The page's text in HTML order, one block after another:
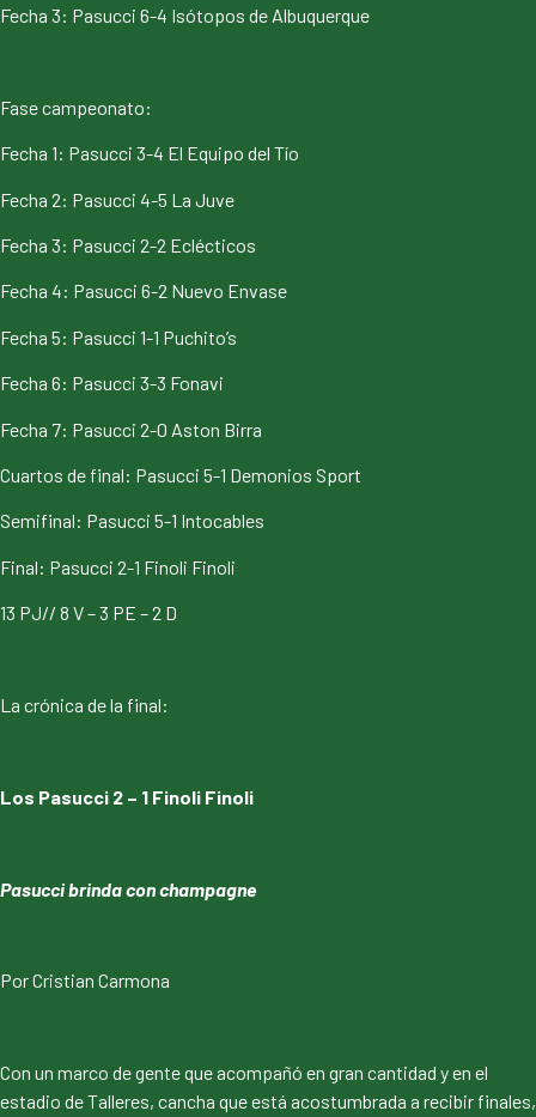
Fecha 3: Pasucci 6-4 Isótopos de Albuquerque
Fase campeonato:
Fecha 1: Pasucci 3-4 El Equipo del Tío
Fecha 2: Pasucci 4-5 La Juve
Fecha 3: Pasucci 2-2 Eclécticos
Fecha 4: Pasucci 6-2 Nuevo Envase
Fecha 5: Pasucci 1-1 Puchito’s
Fecha 6: Pasucci 3-3 Fonavi
Fecha 7: Pasucci 2-0 Aston Birra
Cuartos de final: Pasucci 5-1 Demonios Sport
Semifinal: Pasucci 5-1 Intocables
Final: Pasucci 2-1 Finoli Finoli
13 PJ// 8 V – 3 PE – 2 D
La crónica de la final:
Los Pasucci 2 – 1 Finoli Finoli
Pasucci brinda con champagne
Por Cristian Carmona
Con un marco de gente que acompañó en gran cantidad y en el
estadio de Talleres, cancha que está acostumbrada a recibir finales,